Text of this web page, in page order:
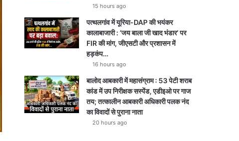
15 hours ago
पत्थलगांव में यूरिया-DAP की भयंकर
कालाबाजारी : ‘जय बाला जी खाद भंडार’ पर
FIR की मांग, जीएसटी और प्रशासन में
हड़कंप…
16 hours ago
बालोद आबकारी में महासंग्राम : 53 पेटी शराब
कांड में उप निरीक्षक सस्पेंड, एडीइओ पर गाज
तय; तत्कालीन आबकारी अधिकारी पलक नंद
का विवादों से पुराना नाता
20 hours ago